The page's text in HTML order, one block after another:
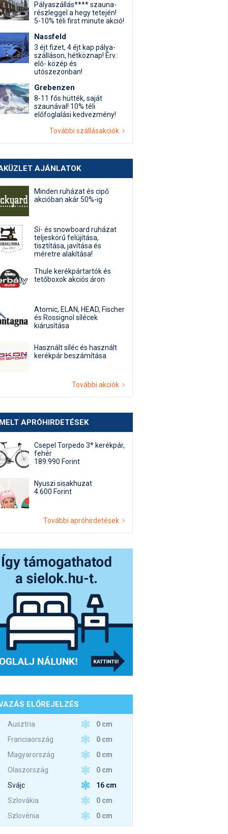
Pályaszállás**** szauna-
részleggel a hegy tetején!
5-10% téli first minute akció!
Nassfeld
3 éjt fizet, 4 éjt kap pálya-
szálláson, hétköznap! Érv.:
elő- közép és
utószezonban!
Grebenzen
8-11 fős hütték, saját
szaunával! 10% téli
előfoglalási kedvezmény!
További szállásakciók
AJÁNLATOK
Minden ruházat és cipő
akcióban akár 50%-ig
Sí- és snowboard ruházat
teljeskörű felújítása,
tisztítása, javítása és
méretre alakítása!
Thule kerékpártartók és
tetőboxok akciós áron
Atomic, ELAN, HEAD, Fischer
és Rossignol sílécek
kiárusítása
Használt síléc és használt
kerékpár beszámítása
További akciók
APRÓHIRDETÉSEK
Csepel Torpedo 3* kerékpár,
fehér
189.990 Forint
Nyuszi sisakhuzat
4.600 Forint
További apróhirdetések
ELŐREJELZÉS
Ausztria
0 cm
Franciaország
0 cm
Magyarország
0 cm
Olaszország
0 cm
Svájc
16 cm
Szlovákia
0 cm
Szlovénia
0 cm